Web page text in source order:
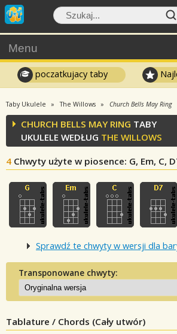
Menu
poczatkujacy taby
Taby Ukulele The Willows Church Bells May Ring
CHURCH BELLS MAY RING TABY
UKULELE WEDŁUG THE WILLOWS
4 Chwyty użyte w piosence: G, Em, C,
Sprawdź te chwyty w wersji dla
Transponowane chwyty:
Tablature / Chords (Cały utwór)